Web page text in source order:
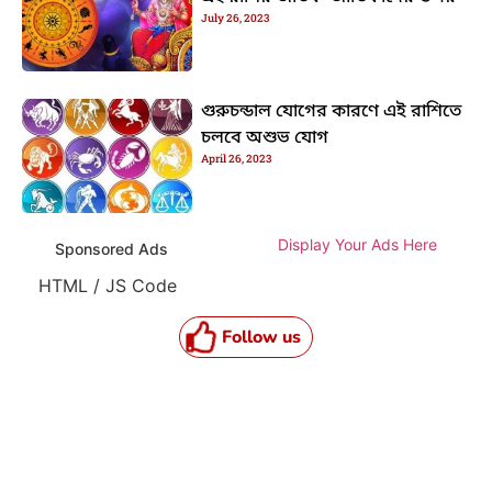
July 26, 2023
গুরুচন্ডাল যোগের কারণে এই রাশিতে
চলবে অশুভ যোগ
April 26, 2023
Sponsored Ads Display Your Ads Here
HTML / JS Code
Follow us